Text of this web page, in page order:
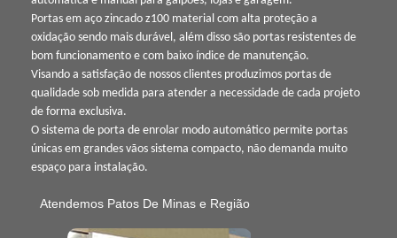
Portas em aço zincado z100 material com alta proteção a
oxidação sendo mais durável, além disso são portas resistentes de
bom funcionamento e com baixo índice de manutenção.
Visando a satisfação de nossos clientes produzimos portas de
qualidade sob medida para atender a necessidade de cada projeto
de forma exclusiva.
O sistema de porta de enrolar modo automático permite portas
únicas em grandes vãos sistema compacto, não demanda muito
espaço para instalação.
Atendemos Patos De Minas e Região